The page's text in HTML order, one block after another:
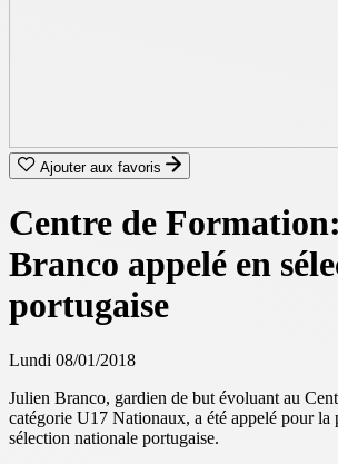
Ajouter aux favoris
Centre de
Branco appelé en
portugaise
Lundi 08/01/2018
Julien Branco, gardien de but évoluant au
catégorie U17 Nationaux, a été appelé pour la
sélection nationale portugaise.